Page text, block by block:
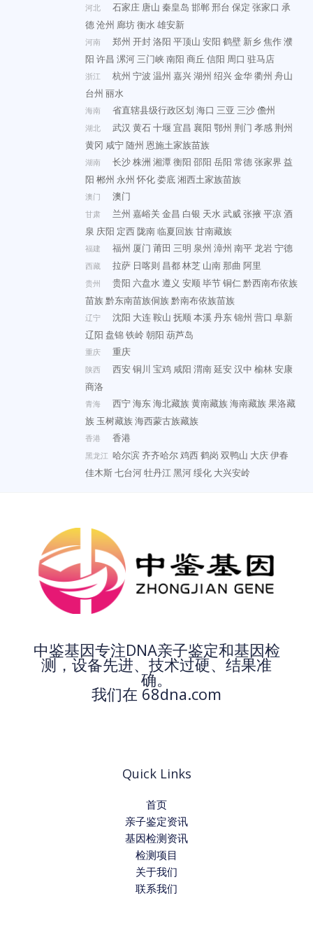
河北 石家庄 唐山 秦皇岛 邯郸邢台 保定 张家口 承
德沧州 廊坊衡水雄安新
河南 郑州 开封洛阳 平顶山 安阳 鹤壁 新乡焦作濮
阳 许昌 漯河三门峡南阳 商丘 信阳 周口 驻马店
浙江 杭州 宁波 温州 嘉兴湖州 绍兴金华衢州 舟山
台州 丽水
海南 省直辖县级行政区划 海口 三亚 三沙儋州
湖北 武汉 黄石十堰 宜昌 襄阳 鄂州 荆门 孝感荆州
黄冈 咸宁随州 恩施土家族苗族
湖南 长沙株洲 湘潭衡阳 邵阳 岳阳 常德张家界 益
阳 郴州 永州 怀化娄底湘西土家族苗族
澳门 澳门
甘肃 兰州 嘉峪关 金昌 白银 天水武威张掖平凉酒
泉 庆阳 定西陇南临夏回族甘南藏族
福建 福州 厦门 莆田 三明 泉州 漳州 南平龙岩宁德
西藏 拉萨 日喀则 昌都林芝 山南那曲 阿里
贵州 贵阳 六盘水遵义 安顺毕节铜仁黔西南布依族
苗族黔东南苗族侗族黔南布依族苗族
辽宁 沈阳 大连鞍山 抚顺本溪丹东锦州 营口 阜新
辽阳 盘锦铁岭朝阳 葫芦岛
重庆 重庆
陕西 西安铜川 宝鸡 咸阳 渭南延安汉中 榆林安康
商洛
青海 西宁海东海北藏族黄南藏族海南藏族果洛藏
族 玉树藏族海西蒙古族藏族
香港 香港
黑龙江 哈尔滨齐齐哈尔鸡西鹤岗 双鸭山 大庆伊春
佳木斯七台河牡丹江黑河绥化 大兴安岭
中鉴基因专注DNA亲子鉴定和基因检
测，设备先进、技术过硬、结果准
确。
我们在 68dna.com
Quick Links
首页
亲子鉴定资讯
基因检测资讯
检测项目
关于我们
联系我们